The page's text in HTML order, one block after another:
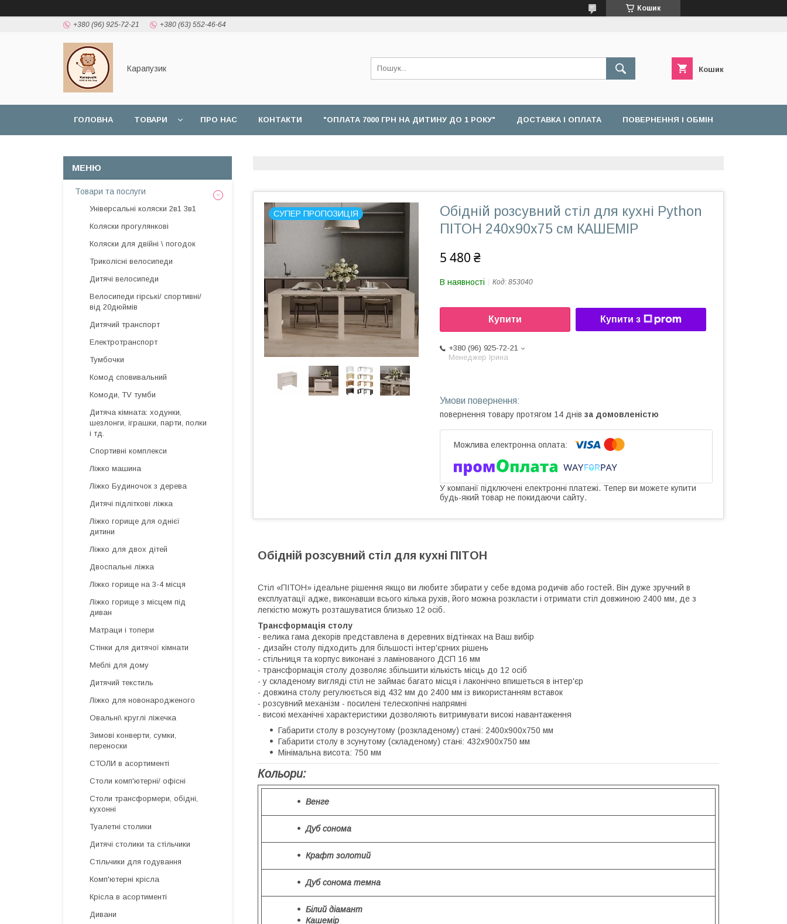
Кошик
+380 (96) 925-72-21 +380 (63) 552-46-64
Карапузик Кошик
ГОЛОВНА ТОВАРИ ПРО НАС КОНТАКТИ "ОПЛАТА 7000 ГРН НА ДИТИНУ ДО 1 РОКУ" ДОСТАВКА І ОПЛАТА ПОВЕРНЕННЯ І ОБМІН
СУПЕР ПРОПОЗИЦІЯ
Обідній розсувний стіл для кухні Python
ПІТОН 240х90х75 см КАШЕМІР
5 480 ₴
В наявності Код: 853040
Купити Купити з
+380 (96) 925-72-21
Менеджер Ірина
повернення товару протягом 14 днів за домовленістю
У компанії підключені електронні платежі. Тепер ви можете купити
будь-який товар не покидаючи сайту.
Обідній розсувний стіл для кухні ПІТОН
Стіл «ПІТОН» ідеальне рішення якщо ви любите збирати у себе вдома родичів або гостей. Він дуже зручний в
експлуатації адже, виконавши всього кілька рухів, його можна розкласти і отримати стіл довжиною 2400 мм, де з
легкістю можуть розташуватися близько 12 осіб.
Трансформація столу
- велика гама декорів представлена в деревних відтінках на Ваш вибір
- дизайн столу підходить для більшості інтер'єрних рішень
- стільниця та корпус виконані з ламінованого ДСП 16 мм
- трансформація столу дозволяє збільшити кількість місць до 12 осіб
- у складеному вигляді стіл не займає багато місця і лаконічно впишеться в інтер'єр
- довжина столу регулюється від 432 мм до 2400 мм із використанням вставок
- розсувний механізм - посилені телескопічні напрямні
- високі механічні характеристики дозволяють витримувати високі навантаження
Габарити столу в розсунутому (розкладеному) стані: 2400х900х750 мм
Габарити столу в зсунутому (складеному) стані: 432х900х750 мм
Мінімальна висота: 750 мм
Кольори:
Венге
Дуб сонома
Крафт золотий
Дуб сонома темна
Білий діамант
Кашемір
Товари та послуги
Універсальні коляски 2в1 3в1
Коляски прогулянкові
Коляски для двійні \ погодок
Триколісні велосипеди
Дитячі велосипеди
Велосипеди гірські/ спортивні/
від 20дюймів
Дитячий транспорт
Електротранспорт
Тумбочки
Комод сповивальний
Комоди, TV тумби
Дитяча кімната: ходунки,
шезлонги, іграшки, парти, полки
і тд.
Спортивні комплекси
Ліжко машина
Ліжко Будиночок з дерева
Дитячі підліткові ліжка
Ліжко горище для однієї
дитини
Ліжко для двох дітей
Двоспальні ліжка
Ліжко горище на 3-4 місця
Ліжко горище з місцем під
диван
Матраци і топери
Стінки для дитячої кімнати
Меблі для дому
Дитячий текстиль
Ліжко для новонародженого
Овальні\ круглі ліжечка
Зимові конверти, сумки,
переноски
СТОЛИ в асортименті
Столи комп'ютерні/ офісні
Столи трансформери, обідні,
кухонні
Туалетні столики
Дитячі столики та стільчики
Стільчики для годування
Комп'ютерні крісла
Крісла в асортименті
Дивани